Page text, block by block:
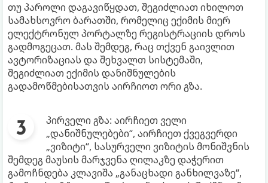
თუ პაროლი დაგავიწყდათ, შეგიძლიათ იხილოთ
სამახსოვრო ბარათში, რომელიც ექიმის მიერ
ელექტრონულ პორტალზე რეგისტრაციის დროს
გადმოგეცათ. მას შემდეგ, რაც თქვენ გაივლით
ავტორიზაციას და შეხვალთ სისტემაში,
შეგიძლიათ ექიმის დანიშნულების
გადამოწმებისათვის აირჩიოთ ორი გზა.
პირველი გზა: აირჩიეთ ველი
„დანიშნულებები“, აირჩიეთ ქვეგვერდი
„ვიზიტი“, სასურველი ვიზიტის მონიშვნის
შემდეგ მაუსის მარჯვენა ღილაკზე დაჭერით
გამოჩნდება კლავიშა „განაცხადი განხილვაზე“,